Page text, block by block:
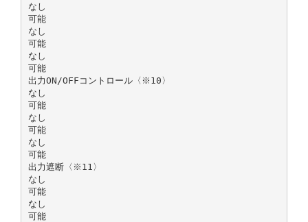
なし
可能
なし
可能
なし
可能
出力ON/OFFコントロール〈※10〉
なし
可能
なし
可能
なし
可能
出力遮断〈※11〉
なし
可能
なし
可能